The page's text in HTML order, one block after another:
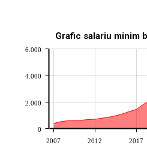
Grafic salariu minim
2007 2012 2017
0
2.000
4.000
6.000